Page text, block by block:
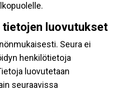
tietojen luovutukset
Seura ei
henkilötietoja
luovutetaan
seuraavissa